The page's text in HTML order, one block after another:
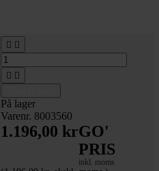
 
 
På lager
Varenr. 8003560
1.196,00 krGO'
PRIS
inkl. moms